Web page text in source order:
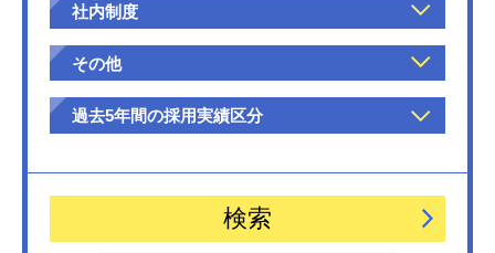
社内制度
その他
過去5年間の採用実績区分